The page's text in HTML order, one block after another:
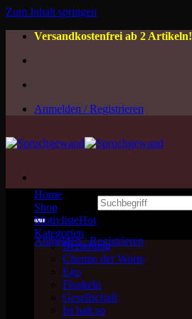
Zum Inhalt springen
Versandkostenfrei ab 2 Artikeln!
Anmelden / Registrieren
Suchen nach:
Anmelden / Registrieren
Home
Shop
Motivliste
Kategorien
Beziehung
Chemie der Worte
Ego
Floskeln
Gesellschaft
Ist halt so